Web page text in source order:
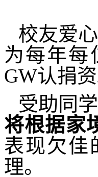
校友爱
为每年每
GW认捐
受助同
将根据家
表现欠佳
理。